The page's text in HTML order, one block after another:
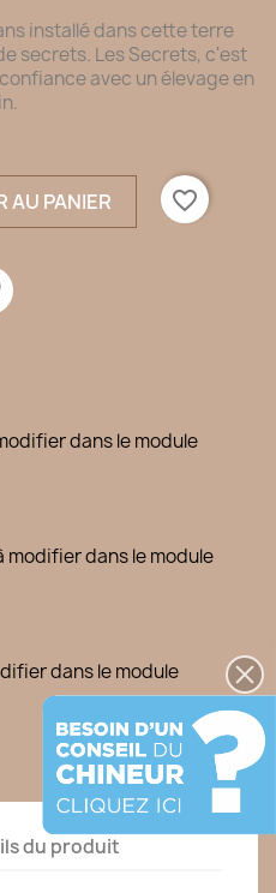
installé dans cette terre
secrets. Les Secrets, c'est
avec un élevage en
AU PANIER favorite_border
dans le module
modifier dans le module
dans le module
du produit